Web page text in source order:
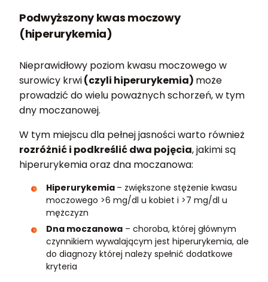
Podwyższony kwas moczowy
(hiperurykemia)
Nieprawidłowy poziom kwasu moczowego w
surowicy krwi(czyli hiperurykemia) może
prowadzić do wielu poważnych schorzeń, w tym
dny moczanowej.
W tym miejscu dla pełnej jasności warto również
rozróżnić i podkreślić dwa pojęcia, jakimi są
hiperurykemia oraz dna moczanowa:
Hiperurykemia – zwiększone stężenie kwasu
moczowego >6 mg/dl u kobiet i >7 mg/dl u
mężczyzn
Dna moczanowa – choroba, której głównym
czynnikiem wywalającym jest hiperurykemia, ale
do diagnozy której należy spełnić dodatkowe
kryteria